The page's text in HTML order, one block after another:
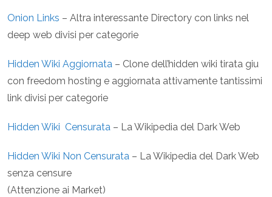
Onion Links – Altra interessante Directory con links nel
deep web divisi per categorie
Hidden Wiki Aggiornata – Clone dell’hidden wiki tirata giu
con freedom hosting e aggiornata attivamente tantissimi
link divisi per categorie
Hidden Wiki Censurata – La Wikipedia del Dark Web
Hidden Wiki Non Censurata – La Wikipedia del Dark Web
senza censure
(Attenzione ai Market)